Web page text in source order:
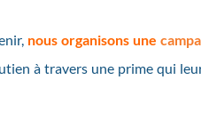
nous organisons une
à travers une prime qui